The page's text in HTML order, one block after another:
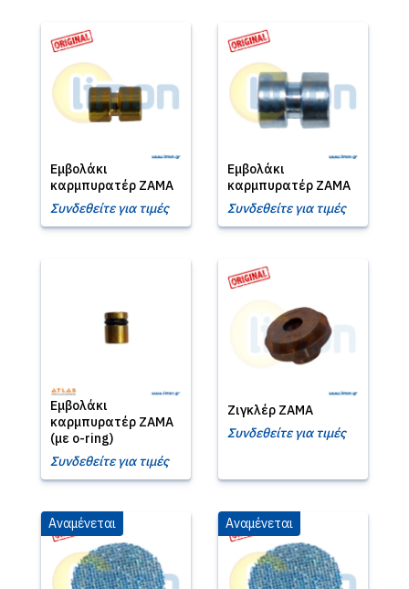
Εμβολάκι
καρμπυρατέρ ZAMA
Συνδεθείτε για τιμές
Εμβολάκι
καρμπυρατέρ ZAMA
Συνδεθείτε για τιμές
Εμβολάκι
καρμπυρατέρ ZAMA
(με o-ring)
Συνδεθείτε για τιμές
Ζιγκλέρ ZAMA
Συνδεθείτε για τιμές
Αναμένεται Αναμένεται